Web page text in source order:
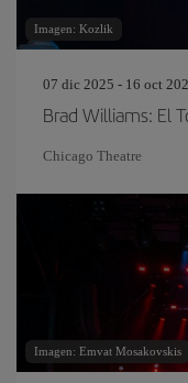
Imagen: Kozlik
07 dic 2025 - 16 oct
Brad Williams: El
Chicago Theatre
Imagen: Emvat Mosakovskis